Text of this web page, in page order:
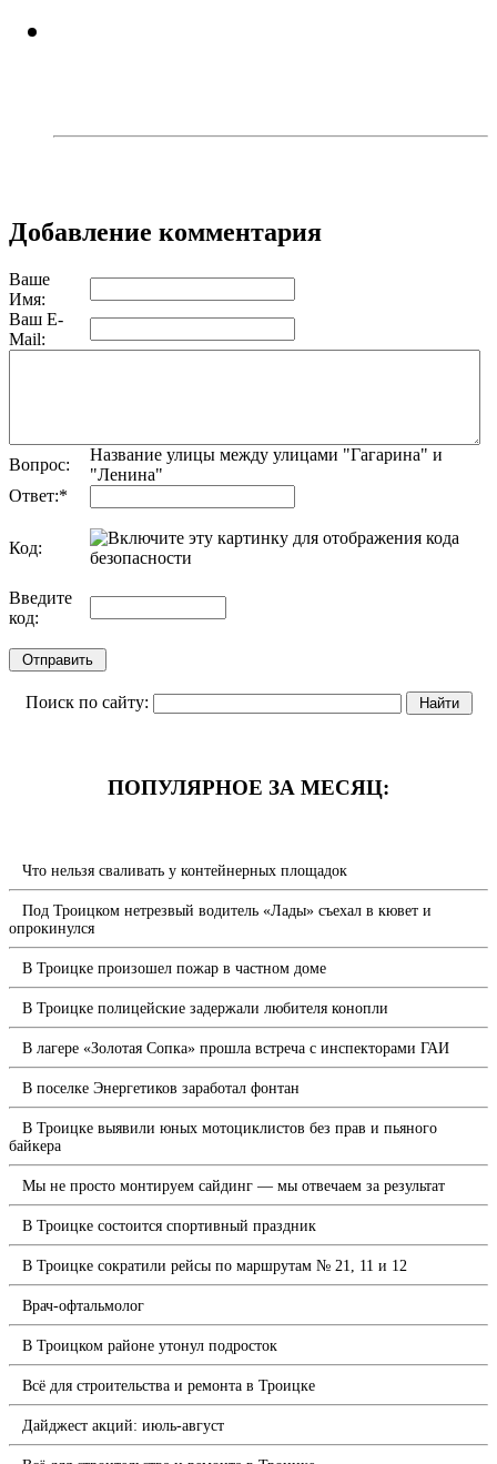
Добавление комментария
Ваше
Имя:
Ваш E-
Mail:
Вопрос:
Название улицы между улицами "Гагарина" и
"Ленина"
Ответ:*
Код:
Введите
код:
Поиск по сайту:
ПОПУЛЯРНОЕ ЗА МЕСЯЦ:
Что нельзя сваливать у контейнерных площадок
Под Троицком нетрезвый водитель «Лады» съехал в кювет и
опрокинулся
В Троицке произошел пожар в частном доме
В Троицке полицейские задержали любителя конопли
В лагере «Золотая Сопка» прошла встреча с инспекторами ГАИ
В поселке Энергетиков заработал фонтан
В Троицке выявили юных мотоциклистов без прав и пьяного
байкера
Мы не просто монтируем сайдинг — мы отвечаем за результат
В Троицке состоится спортивный праздник
В Троицке сократили рейсы по маршрутам № 21, 11 и 12
Врач-офтальмолог
В Троицком районе утонул подросток
Всё для строительства и ремонта в Троицке
Дайджест акций: июль-август